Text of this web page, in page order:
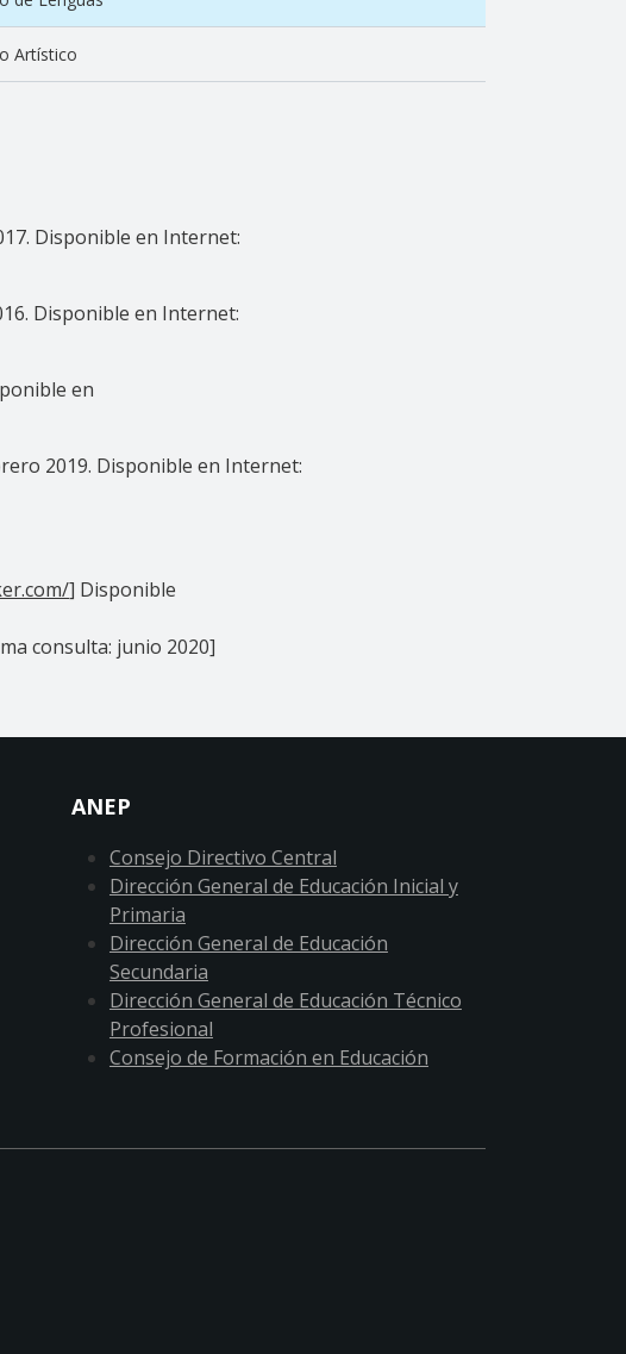
Artístico
Disponible en Internet:
Disponible en Internet:
en
2019. Disponible en Internet:
] Disponible
consulta: junio 2020]
ANEP
Consejo Directivo Central
Dirección General de Educación Inicial y
Primaria
Dirección General de Educación
Secundaria
Dirección General de Educación Técnico
Profesional
Consejo de Formación en Educación